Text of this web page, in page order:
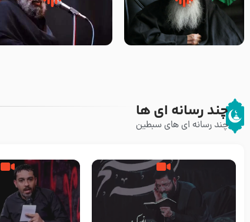
زوّار اربعین امام حسین (علیه
السلام) با این اشتیاق به زیارت
روضه جانسوز پاره های جگر امام
حسن مجتبی علیه السلام-حجت
چند رسانه ای ها
چند رسانه ای های سبطین